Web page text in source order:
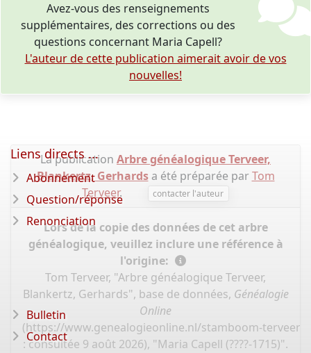
Avez-vous des renseignements
supplémentaires, des corrections ou des
questions concernant Maria Capell?
L'auteur de cette publication aimerait avoir de vos
nouvelles!
La publication Arbre généalogique Terveer,
Blankertz, Gerhardsa été préparée parTom
Terveer. contacter l'auteur
Lors de la copie des données de cet arbre
généalogique, veuillez inclure une référence à
l'origine:
Tom Terveer, "Arbre généalogique Terveer,
Blankertz, Gerhards", base de données, Généalogie
Online
(https://www.genealogieonline.nl/stamboom-terveer-
: consultée 9 août 2026), "Maria Capell (????-1715)".
Liens directs ...
Abonnement
Question/réponse
Renonciation
Bulletin
Contact